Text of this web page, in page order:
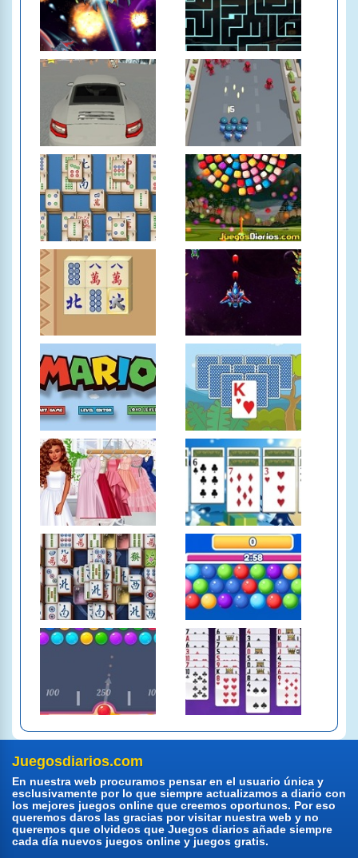
Juegosdiarios.com
En nuestra web procuramos pensar en el usuario única y
esclusivamente por lo que siempre actualizamos a diario con
los mejores juegos online que creemos oportunos. Por eso
queremos daros las gracias por visitar nuestra web y no
queremos que olvideos que Juegos diarios añade siempre
cada día nuevos juegos online y juegos gratis.